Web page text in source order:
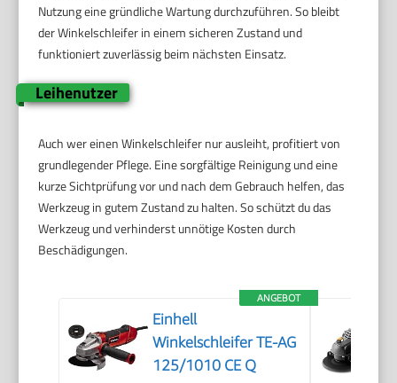
Nutzung eine gründliche Wartung durchzuführen. So bleibt
der Winkelschleifer in einem sicheren Zustand und
funktioniert zuverlässig beim nächsten Einsatz.
Leihenutzer
Auch wer einen Winkelschleifer nur ausleiht, profitiert von
grundlegender Pflege. Eine sorgfältige Reinigung und eine
kurze Sichtprüfung vor und nach dem Gebrauch helfen, das
Werkzeug in gutem Zustand zu halten. So schützt du das
Werkzeug und verhinderst unnötige Kosten durch
Beschädigungen.
ANGEBOT
Einhell
Winkelschleifer TE-AG
125/1010 CE Q